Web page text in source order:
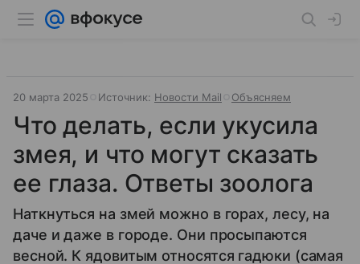
20 марта 2025 Источник: Новости Mail Объясняем
Что делать, если укусила
змея, и что могут сказать
ее глаза. Ответы зоолога
Наткнуться на змей можно в горах, лесу, на
даче и даже в городе. Они просыпаются
весной. К ядовитым относятся гадюки (самая